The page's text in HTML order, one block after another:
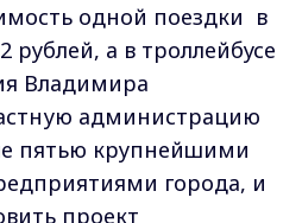
одной поездки в
рублей, а в троллейбусе
Владимира
администрацию
пятью крупнейшими
города, и
проект